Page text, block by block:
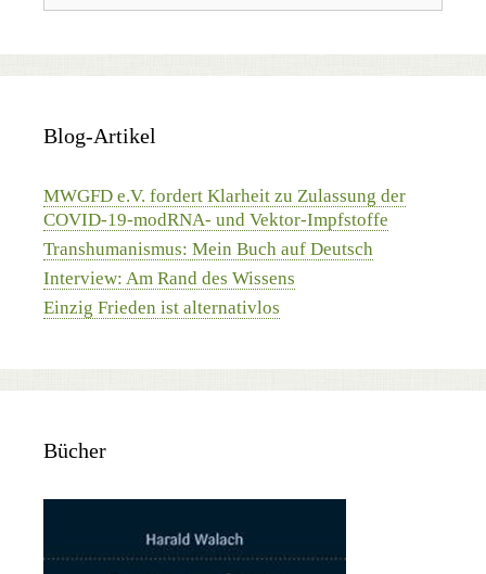
Blog-Artikel
MWGFD e.V. fordert Klarheit zu Zulassung der
COVID-19-modRNA- und Vektor-Impfstoffe
Transhumanismus: Mein Buch auf Deutsch
Interview: Am Rand des Wissens
Einzig Frieden ist alternativlos
Bücher